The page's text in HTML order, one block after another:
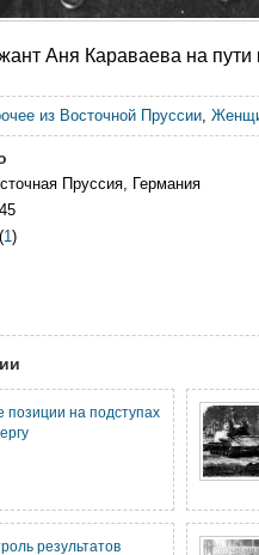
Аня Караваева на пути
из Восточной Пруссии,
Пруссия, Германия
(1)
позиции на подступах
результатов